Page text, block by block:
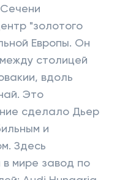
"золотого
Европы. Он
столицей
вдоль
Это
сделало Дьер
и
Здесь
в мире завод по